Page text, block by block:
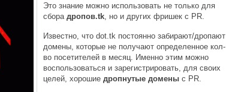
Это знание можно использовать не только для
сбора дропов.tk, но и других фришек с PR.
Известно, что dot.tk постоянно забирают/дропают
домены, которые не получают определенное кол-
во посетителей в месяц. Именно этим можно
воспользоваться и зарегистрировать, для своих
целей, хорошие дропнутые домены с PR.